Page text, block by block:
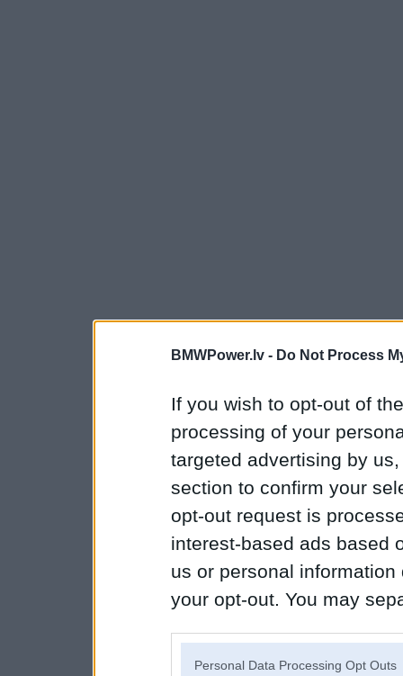
BMWPower.lv - Do Not Process
If you wish to opt-out of
processing of your
targeted advertising by
section to confirm your
opt-out request is
interest-based ads based
us or personal
your opt-out. You may
Personal Data Processing Opt Outs